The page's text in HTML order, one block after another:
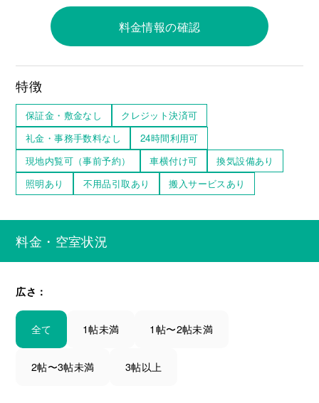
料金情報の確認
特徴
保証金・敷金なし
クレジット決済可
礼金・事務手数料なし
24時間利用可
現地内覧可（事前予約）
車横付け可
換気設備あり
照明あり
不用品引取あり 搬入サービスあり
料金・空室状況
広さ：
全て 1帖未満 1帖〜2帖未満
2帖〜3帖未満 3帖以上